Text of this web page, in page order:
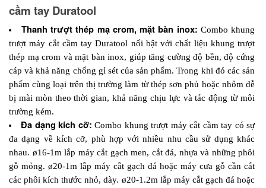
cầm tay Duratool
Thanh trượt thép mạ crom, mặt bàn inox: Combo khung
trượt máy cắt cầm tay Duratool nổi bật với chất liệu khung trượt
thép mạ crom và mặt bàn inox, giúp tăng cường độ bền, độ cứng
cáp và khả năng chống gỉ sét của sản phẩm. Trong khi đó các sản
phẩm cùng loại trên thị trường làm từ thép sơn phủ hoặc nhôm dễ
bị mài mòn theo thời gian, khả năng chịu lực và tác động từ môi
trường kém.
Đa dạng kích cỡ: Combo khung trượt máy cắt cầm tay có sự
đa dạng về kích cỡ, phù hợp với nhiều nhu cầu sử dụng khác
nhau. ø16-1m lắp máy cắt gạch men, cắt đá, nhựa và những phôi
gỗ mỏng. ø20-1m lắp máy cắt gạch đá hoặc máy cưa gỗ cần cắt
các phôi kích thước nhỏ, dày. ø20-1.2m lắp máy cắt gạch đá hoặc